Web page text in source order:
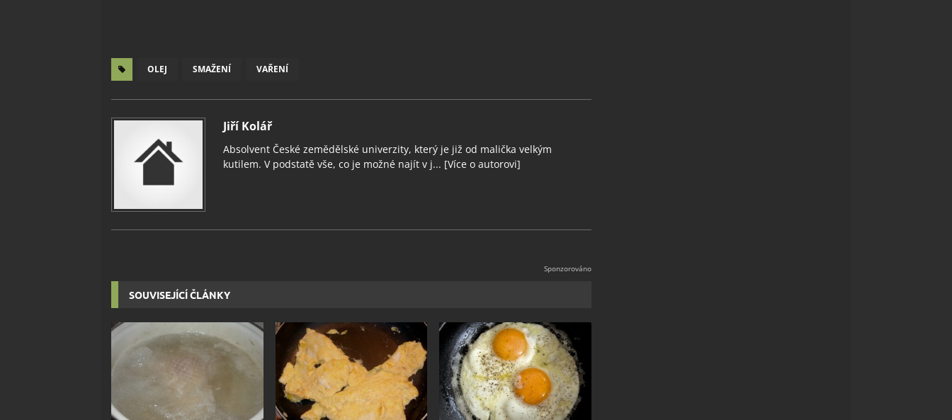
OLEJ SMAŽENÍ VAŘENÍ
Jiří Kolář
Absolvent České zemědělské univerzity, který je již od malička velkým
kutilem. V podstatě vše, co je možné najít v j... [Více o autorovi]
SOUVISEJÍCÍ ČLÁNKY